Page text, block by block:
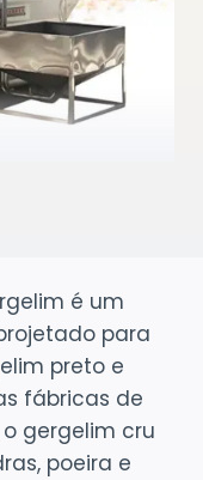
é um
para
preto e
fábricas de
gergelim cru
poeira e